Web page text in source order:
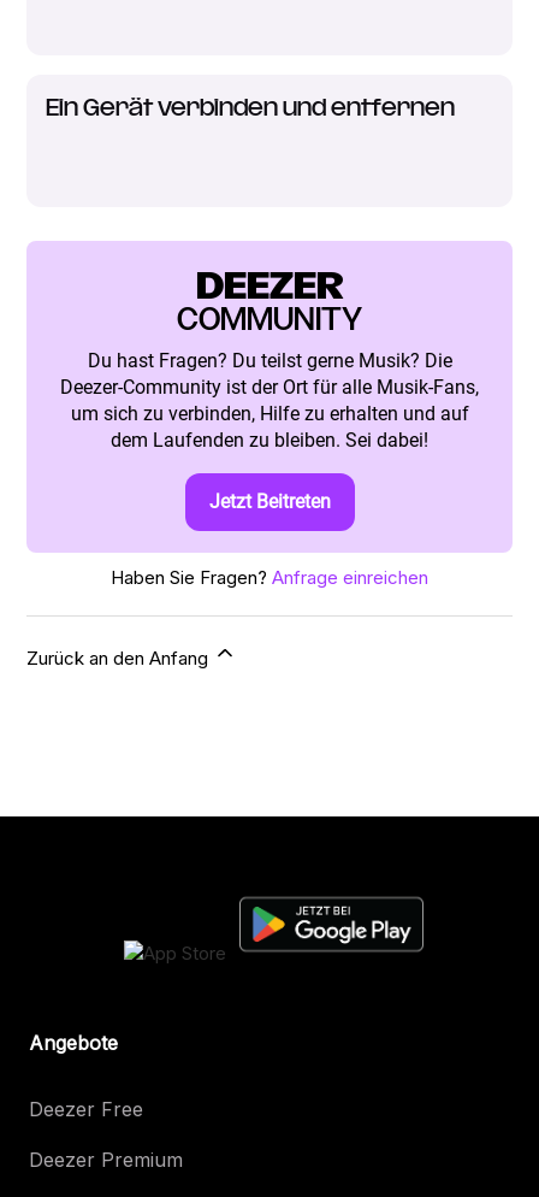
Ein Gerät verbinden und entfernen
DEEZER
COMMUNITY
Du hast Fragen? Du teilst gerne Musik? Die
Deezer-Community ist der Ort für alle Musik-Fans,
um sich zu verbinden, Hilfe zu erhalten und auf
dem Laufenden zu bleiben. Sei dabei!
Jetzt Beitreten
Haben Sie Fragen? Anfrage einreichen
Zurück an den Anfang
Angebote
Deezer Free
Deezer Premium